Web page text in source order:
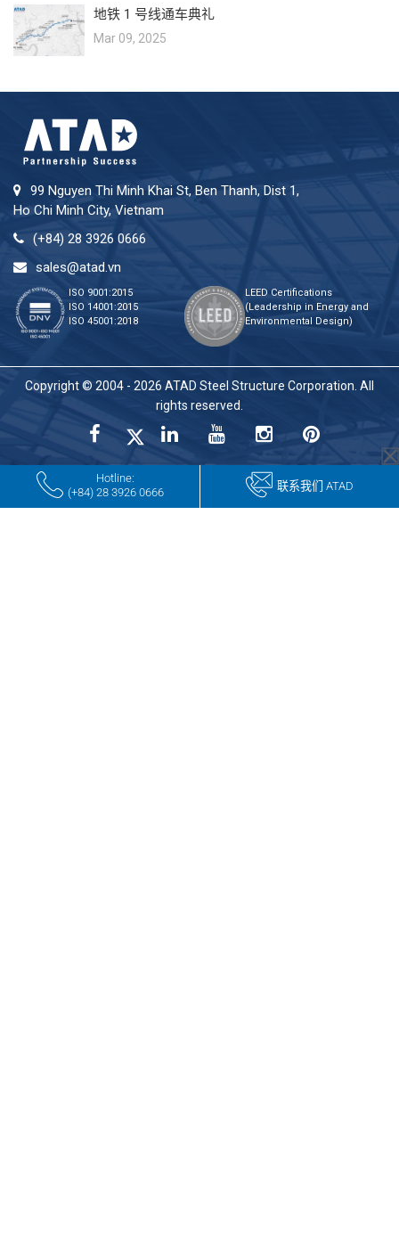
地铁 1 号线通车典礼
Mar 09, 2025
99 Nguyen Thi Minh Khai St, Ben Thanh, Dist 1,
Ho Chi Minh City, Vietnam
(+84) 28 3926 0666
sales@atad.vn
ISO 9001:2015
ISO 14001:2015
ISO 45001:2018
LEED Certifications
(Leadership in Energy and
Environmental Design)
Copyright © 2004 - 2026 ATAD Steel Structure Corporation. All
rights reserved.
Hotline:
(+84) 28 3926 0666
联系我们 ATAD